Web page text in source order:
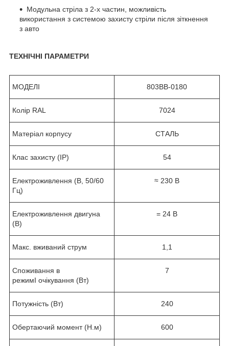
Модульна стріла з 2-х частин, можливість
використання з системою захисту стріли після зіткнення
з авто
ТЕХНІЧНІ ПАРАМЕТРИ
МОДЕЛІ 803BB-0180
Колір RAL 7024
Матеріал корпусу СТАЛЬ
Клас захисту (IP) 54
Електроживлення (B, 50/60
Гц)
≈ 230 В
Електроживлення двигуна
(В)
= 24 В
Макс. вживаний струм 1,1
Споживання в
режимІ очікування (Вт)
7
Потужність (Вт) 240
Обертаючий момент (Н.м) 600